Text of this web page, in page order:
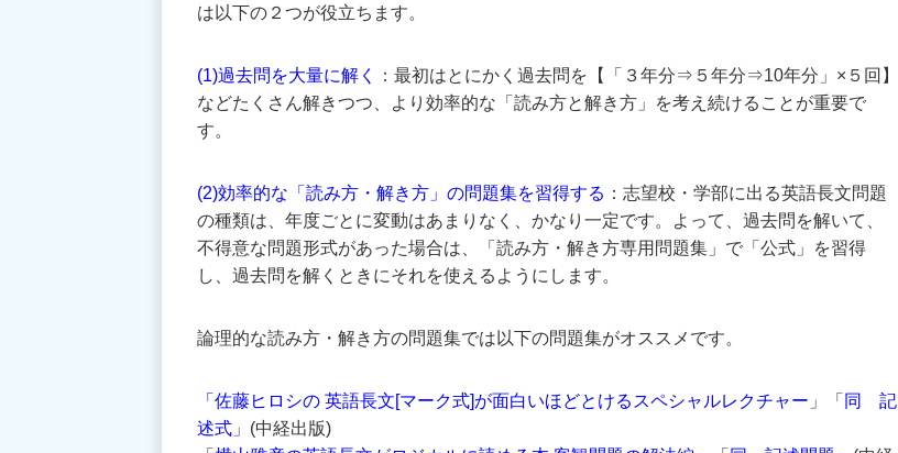
は以下の２つが役立ちます。
(1)過去問を大量に解く
：最初はとにかく過去問を【「３年分⇒５年分⇒10年分」×５回】
などたくさん解きつつ、より効率的な「読み方と解き方」を考え続けることが重要で
す。
(2)効率的な「読み方・解き方」の問題集を習得する ：志望校・学部に出る英語長文問題
の種類は、年度ごとに変動はあまりなく、かなり一定です。よって、過去問を解いて、
不得意な問題形式があった場合は、「読み方・解き方専用問題集」で「公式」を習得
し、過去問を解くときにそれを使えるようにします。
論理的な読み方・解き方の問題集では以下の問題集がオススメです。
「佐藤ヒロシの 英語長文[マーク式]が面白いほどとけるスペシャルレクチャー 」「 同 記
述式 」(中経出版)